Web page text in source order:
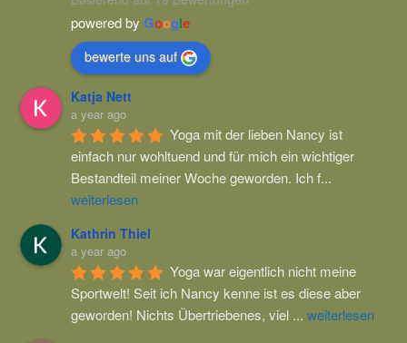
powered byGoogle
bewerte uns auf
Katja Nett
a year ago
Yoga mit der lieben Nancy ist
einfach nur wohltuend und für mich ein wichtiger
Bestandteil meiner Woche geworden. Ich f...
weiterlesen
Kathrin Thiel
a year ago
Yoga war eigentlich nicht meine
Sportwelt! Seit ich Nancy kenne ist es diese aber
geworden! Nichts Übertriebenes, viel ...weiterlesen